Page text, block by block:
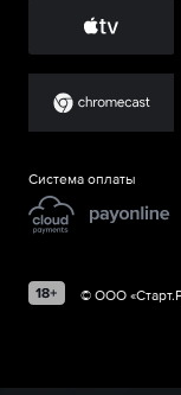
Система оплаты
© ООО